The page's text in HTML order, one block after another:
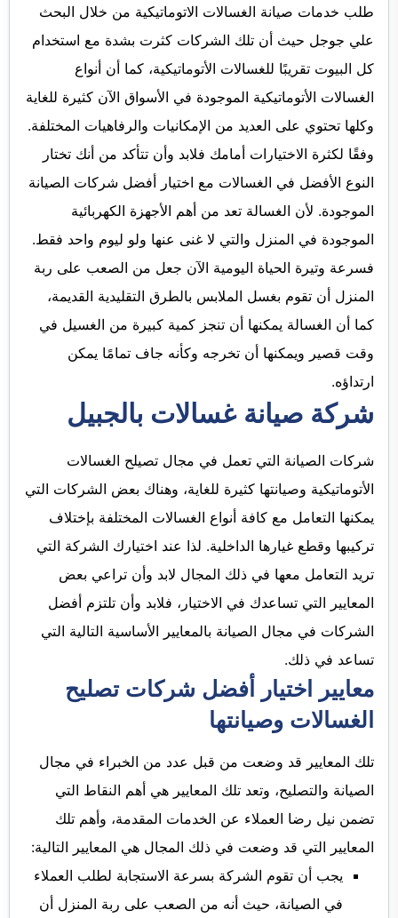
طلب خدمات صيانة الغسالات الاتوماتيكية من خلال البحث
علي جوجل حيث أن تلك الشركات كثرت بشدة مع استخدام
كل البيوت تقريبًا للغسالات الأتوماتيكية، كما أن أنواع
الغسالات الأتوماتيكية الموجودة في الأسواق الآن كثيرة للغاية
وكلها تحتوي على العديد من الإمكانيات والرفاهيات المختلفة.
وفقًا لكثرة الاختيارات أمامك فلابد وأن تتأكد من أنك تختار
النوع الأفضل في الغسالات مع اختيار أفضل شركات الصيانة
الموجودة. لأن الغسالة تعد من أهم الأجهزة الكهربائية
الموجودة في المنزل والتي لا غنى عنها ولو ليوم واحد فقط.
فسرعة وتيرة الحياة اليومية الآن جعل من الصعب على ربة
المنزل أن تقوم بغسل الملابس بالطرق التقليدية القديمة،
كما أن الغسالة يمكنها أن تنجز كمية كبيرة من الغسيل في
وقت قصير ويمكنها أن تخرجه وكأنه جاف تمامًا يمكن
ارتداؤه.
شركة صيانة غسالات بالجبيل
شركات الصيانة التي تعمل في مجال تصيلح الغسالات
الأتوماتيكية وصيانتها كثيرة للغاية، وهناك بعض الشركات التي
يمكنها التعامل مع كافة أنواع الغسالات المختلفة بإختلاف
تركيبها وقطع غيارها الداخلية. لذا عند اختيارك الشركة التي
تريد التعامل معها في ذلك المجال لابد وأن تراعي بعض
المعايير التي تساعدك في الاختيار، فلابد وأن تلتزم أفضل
الشركات في مجال الصيانة بالمعايير الأساسية التالية التي
تساعد في ذلك.
معايير اختيار أفضل شركات تصليح
الغسالات وصيانتها
تلك المعايير قد وضعت من قبل عدد من الخبراء في مجال
الصيانة والتصليح، وتعد تلك المعايير هي أهم النقاط التي
تضمن نيل رضا العملاء عن الخدمات المقدمة، وأهم تلك
المعايير التي قد وضعت في ذلك المجال هي المعايير التالية:
يجب أن تقوم الشركة بسرعة الاستجابة لطلب العملاء
في الصيانة، حيث أنه من الصعب على ربة المنزل أن